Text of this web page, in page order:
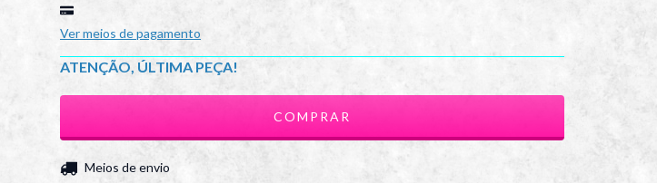
Ver meios de pagamento
ATENÇÃO, ÚLTIMA PEÇA!
Entregas para o CEP:
Meios de envio